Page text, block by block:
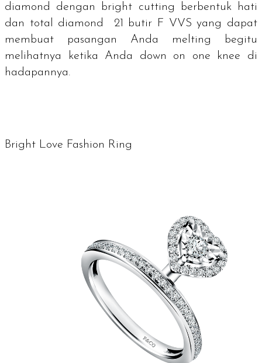
diamond
dengan bright cutting berbentuk hati
dan total diamond
21 butir F VVS yang dapat
membuat pasangan Anda melting begitu
melihatnya ketika Anda down on one knee di
hadapannya.
Bright Love Fashion Ring